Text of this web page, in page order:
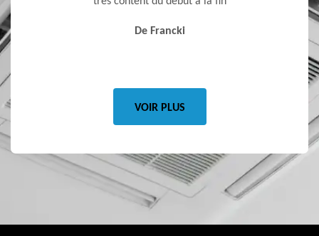
De Francki
qui
VOIR PLUS